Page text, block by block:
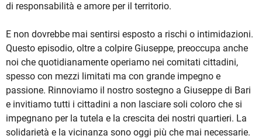
di responsabilità e amore per il territorio.
E non dovrebbe mai sentirsi esposto a rischi o intimidazioni.
Questo episodio, oltre a colpire Giuseppe, preoccupa anche
noi che quotidianamente operiamo nei comitati cittadini,
spesso con mezzi limitati ma con grande impegno e
passione. Rinnoviamo il nostro sostegno a Giuseppe di Bari
e invitiamo tutti i cittadini a non lasciare soli coloro che si
impegnano per la tutela e la crescita dei nostri quartieri. La
solidarietà e la vicinanza sono oggi più che mai necessarie.